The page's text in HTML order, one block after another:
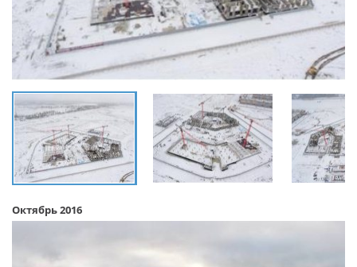
Октябрь 2016